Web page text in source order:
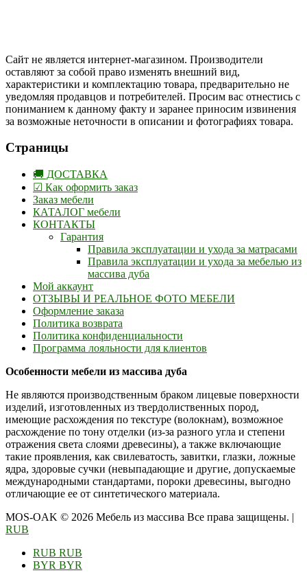
Сайт не является интернет-магазином. Производители
оставляют за собой право изменять внешний вид,
характеристики и комплектацию товара, предварительно не
уведомляя продавцов и потребителей. Просим вас отнестись с
пониманием к данному факту и заранее приносим извинения
за возможные неточности в описании и фотографиях товара.
Страницы
🚚 ДОСТАВКА
☑ Как оформить заказ
Заказ мебели
КАТАЛОГ мебели
КОНТАКТЫ
Гарантия
Правила эксплуатации и ухода за матрасами
Правила эксплуатации и ухода за мебелью из
массива дуба
Мой аккаунт
ОТЗЫВЫ И РЕАЛЬНОЕ ФОТО МЕБЕЛИ
Оформление заказа
Политика возврата
Политика конфиденциальности
Программа лояльности для клиентов
Особенности мебели из массива дуба
Не являются производственным браком лицевые поверхности
изделий, изготовленных из твердолиственных пород,
имеющие расхождения по текстуре (волокнам), возможное
расхождение по тону отделки (из-за разного угла и степени
отражения света слоями древесины), а также включающие
такие проявления, как свилеватость, завитки, глазки, ложные
ядра, здоровые сучки (невыпадающие и другие, допускаемые
международными стандартами, пороки древесины, выгодно
отличающие ее от синтетического материала.
MOS-OAK © 2026 Мебель из массива Все права защищены. |
RUB
RUB RUB
BYR BYR